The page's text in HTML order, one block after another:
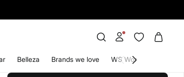
Belleza Brands we love WS World